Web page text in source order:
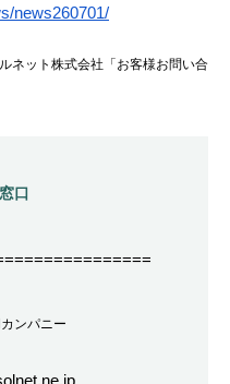
news260701/
ネット株式会社「お客様お問い合
口
ンパニー